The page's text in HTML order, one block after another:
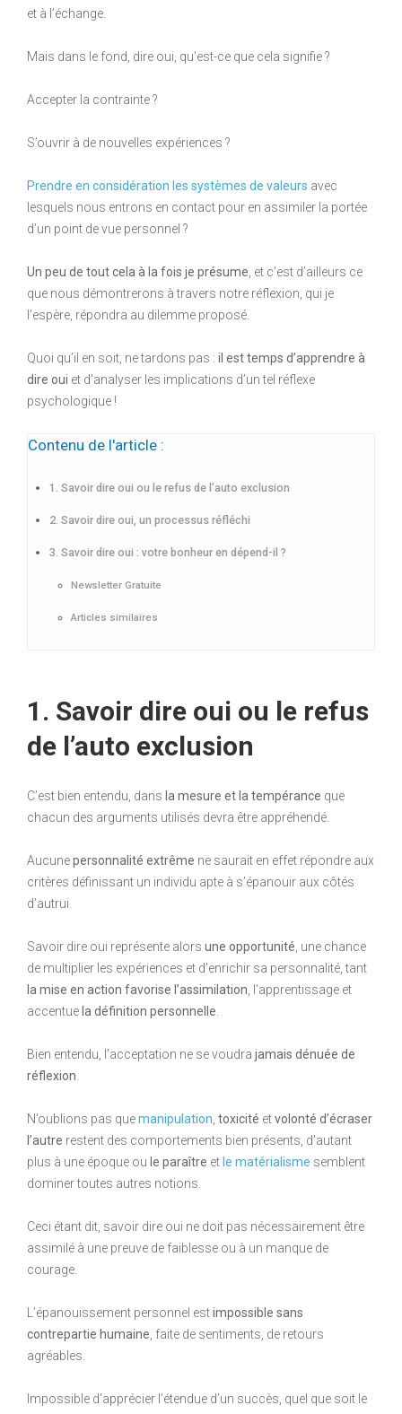
et à l’échange.
Mais dans le fond, dire oui, qu’est-ce que cela signifie ?
Accepter la contrainte ?
S’ouvrir à de nouvelles expériences ?
Prendre en considération les systèmes de valeurs avec
lesquels nous entrons en contact pour en assimiler la portée
d’un point de vue personnel ?
Un peu de tout cela à la fois je présume , et c’est d’ailleurs ce
que nous démontrerons à travers notre réflexion, qui je
l’espère, répondra au dilemme proposé.
Quoi qu’il en soit, ne tardons pas : il est temps d’apprendre à
dire oui et d’analyser les implications d’un tel réflexe
psychologique !
Contenu de l'article :
1. Savoir dire oui ou le refus de l’auto exclusion
2. Savoir dire oui, un processus réfléchi
3. Savoir dire oui : votre bonheur en dépend-il ?
Newsletter Gratuite
Articles similaires
1. Savoir dire oui ou le refus
de l’auto exclusion
C’est bien entendu, dans la mesure et la tempérance que
chacun des arguments utilisés devra être appréhendé.
Aucunepersonnalité extrême ne saurait en effet répondre aux
critères définissant un individu apte à s’épanouir aux côtés
d’autrui.
Savoir dire oui représente alors une opportunité , une chance
de multiplier les expériences et d’enrichir sa personnalité, tant
la mise en action favorise l’assimilation , l’apprentissage et
accentue la définition personnelle
Bien entendu, l’acceptation ne se voudra jamais dénuée de
réflexion
N’oublions pas quemanipulation toxicité etvolonté d’écraser
l’autre restent des comportements bien présents, d’autant
plus à une époque ou le paraître et le matérialisme semblent
dominer toutes autres notions.
Ceci étant dit, savoir dire oui ne doit pas nécessairement être
assimilé à une preuve de faiblesse ou à un manque de
courage.
L’épanouissement personnel estimpossible sans
contrepartie humaine , faite de sentiments, de retours
agréables.
Impossible d’apprécier l’étendue d’un succès, quel que soit le